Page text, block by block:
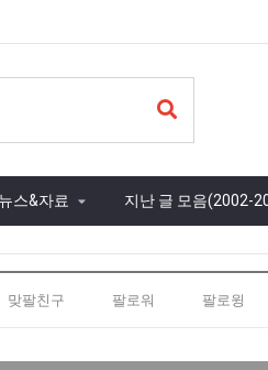
뉴스&자료 지난 글 모음(2002-
맞팔친구 팔로워 팔로윙